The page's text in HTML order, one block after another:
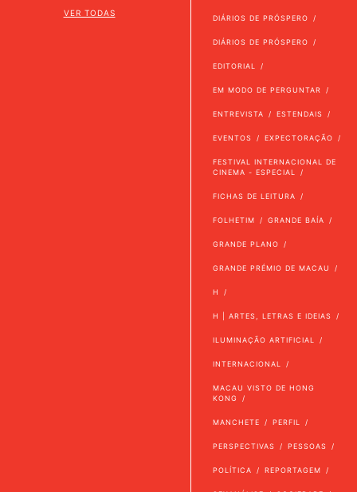
VER TODAS
DIÁRIOS DE PRÓSPERO
DIÁRIOS DE PRÓSPERO
EDITORIAL
EM MODO DE PERGUNTAR
ENTREVISTA ESTENDAIS
EVENTOS EXPECTORAÇÃO
FESTIVAL INTERNACIONAL DE
CINEMA - ESPECIAL
FICHAS DE LEITURA
FOLHETIM GRANDE BAÍA
GRANDE PLANO
GRANDE PRÉMIO DE MACAU
H
H | ARTES, LETRAS E IDEIAS
ILUMINAÇÃO ARTIFICIAL
INTERNACIONAL
MACAU VISTO DE HONG
KONG
MANCHETE PERFIL
PERSPECTIVAS PESSOAS
POLÍTICA REPORTAGEM